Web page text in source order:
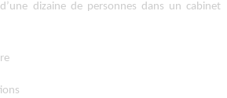
dizaine de personnes dans un cabinet